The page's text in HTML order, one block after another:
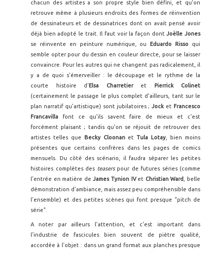
chacun des artistes a son propre style bien défini, et qu'on
retrouve même à plusieurs endroits des formes de réinvention
de dessinateurs et de dessinatrices dont on avait pensé avoir
déjà bien adopté le trait. Il faut voir la façon dontJoëlle Jones
se réinvente en peinture numérique, ou
Eduardo Risso qui
semble opter pour du dessin en couleur directe, pour se laisser
convaincre. Pour les autres qui ne changent pas radicalement, il
y a de quoi s'émerveiller : le découpage et le rythme de la
courte histoire d' Elsa Charretier et
Pierrick Colinet
(certainement le passage le plus complet d'ailleurs, tant sur le
plan narratif qu'artistique) sont jubilatoires ;Jock et Francesco
Francavilla
font ce qu'ils savent faire de mieux et c'est
forcément plaisant ; tandis qu'on se réjouit de retrouver des
artistes telles que
Becky Cloonan etTula Lotay , bien moins
présentes que certains confrères dans les pages de comics
mensuels. Du côté des scénario, il faudra séparer les petites
histoires complètes des teasers pour de futures séries (comme
l'entrée en matière deJames Tynion IV et Christian Ward
, belle
démonstration d'ambiance, mais assez peu compréhensible dans
l'ensemble) et des petites scènes qui font presque "pitch de
série".
A noter par ailleurs l'attention, et c'est important dans
l'industrie de fascicules bien souvent de piètre qualité,
accordée à l'objet : dans un grand format aux planches presque